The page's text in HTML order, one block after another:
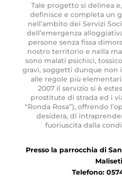
Tale progetto si delinea
definisce e completa un
nell’ambito dei Servizi
dell’emergenza
persone senza fissa
nostro territorio e nella
sono malati psichici,
gravi, soggetti dunque non
alle regole più
2007 il servizio si è
prostitute di strada ed i
“Ronda Rosa”), offrendo
desidera, di
fuoriuscita dalla
Presso la parrocchia di
Maliseti
Telefono: 0574